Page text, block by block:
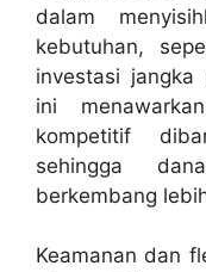
dalam
kebutuhan,
investasi jangka
ini
kompetitif
sehingga
berkembang
Keamanan dan